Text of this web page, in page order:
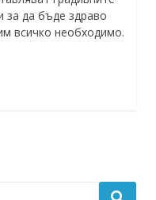
за да бъде здраво
всичко необходимо.